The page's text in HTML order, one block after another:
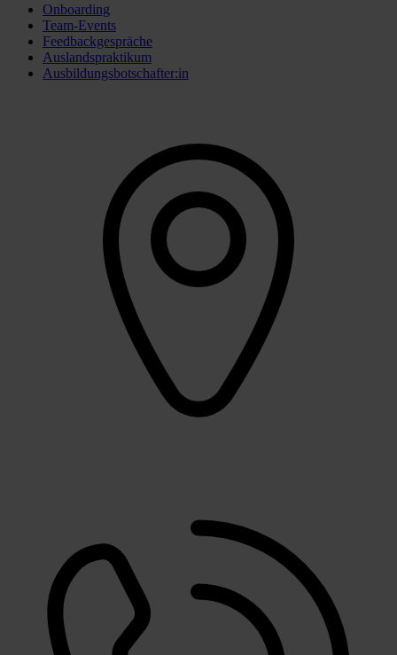
Onboarding
Team-Events
Feedbackgespräche
Auslandspraktikum
Ausbildungsbotschafter:in